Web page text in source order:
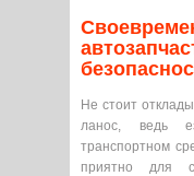
Не стоит
ланос, ведь
транспортном
приятно для